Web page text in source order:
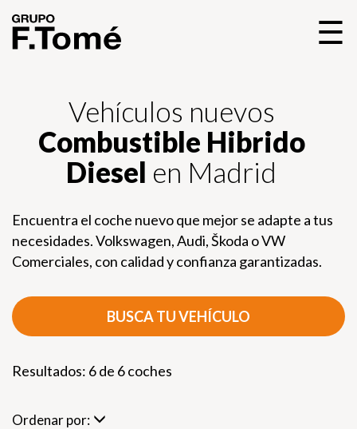
☰
Vehículos nuevos
Combustible Hibrido
Diesel en Madrid
Encuentra el coche nuevo que mejor se adapte a tus
necesidades. Volkswagen, Audi, Škoda o VW
Comerciales, con calidad y confianza garantizadas.
BUSCA TU VEHÍCULO
Resultados: 6 de 6 coches
Ordenar por: